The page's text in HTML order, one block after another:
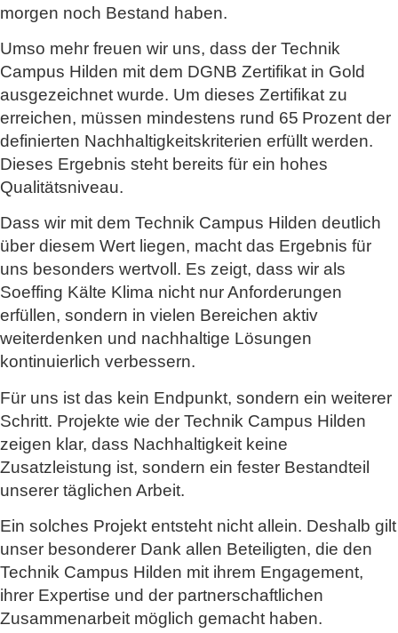
morgen noch Bestand haben.
Umso mehr freuen wir uns, dass der Technik
Campus Hilden mit dem DGNB Zertifikat in Gold
ausgezeichnet wurde. Um dieses Zertifikat zu
erreichen, müssen mindestens rund 65 Prozent der
definierten Nachhaltigkeitskriterien erfüllt werden.
Dieses Ergebnis steht bereits für ein hohes
Qualitätsniveau.
Dass wir mit dem Technik Campus Hilden deutlich
über diesem Wert liegen, macht das Ergebnis für
uns besonders wertvoll. Es zeigt, dass wir als
Soeffing Kälte Klima nicht nur Anforderungen
erfüllen, sondern in vielen Bereichen aktiv
weiterdenken und nachhaltige Lösungen
kontinuierlich verbessern.
Für uns ist das kein Endpunkt, sondern ein weiterer
Schritt. Projekte wie der Technik Campus Hilden
zeigen klar, dass Nachhaltigkeit keine
Zusatzleistung ist, sondern ein fester Bestandteil
unserer täglichen Arbeit.
Ein solches Projekt entsteht nicht allein. Deshalb gilt
unser besonderer Dank allen Beteiligten, die den
Technik Campus Hilden mit ihrem Engagement,
ihrer Expertise und der partnerschaftlichen
Zusammenarbeit möglich gemacht haben.